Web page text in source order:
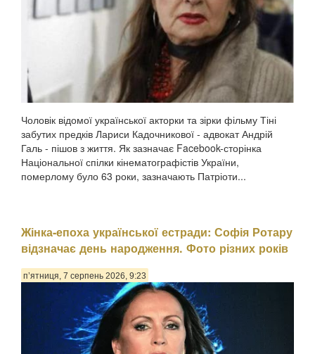
Чоловік відомої української акторки та зірки фільму Тіні
забутих предків Лариси Кадочникової - адвокат Андрій
Галь - пішов з життя. Як зазначає Facebook-сторінка
Національної спілки кінематографістів України,
померлому було 63 роки, зазначають Патріоти...
Жінка-епоха української естради: Софія Ротару
відзначає день народження. Фото різних років
п’ятниця, 7 серпень 2026, 9:23